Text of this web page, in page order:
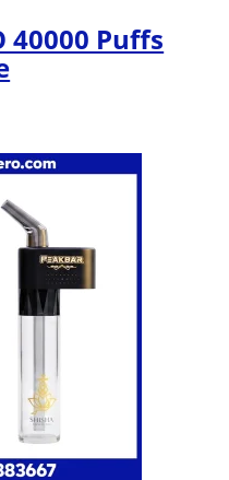
40000 Puffs